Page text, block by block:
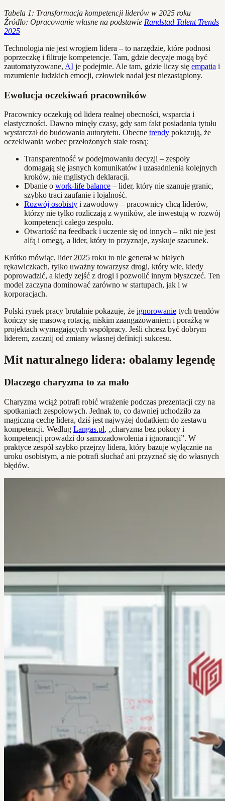
Tabela 1: Transformacja kompetencji liderów w 2025 roku
Źródło: Opracowanie własne na podstawie Randstad Talent Trends
2025
Technologia nie jest wrogiem lidera – to narzędzie, które podnosi
poprzeczkę i filtruje kompetencje. Tam, gdzie decyzje mogą być
zautomatyzowane, AI je podejmie. Ale tam, gdzie liczy się empatia i
rozumienie ludzkich emocji, człowiek nadal jest niezastąpiony.
Ewolucja oczekiwań pracowników
Pracownicy oczekują od lidera realnej obecności, wsparcia i
elastyczności. Dawno minęły czasy, gdy sam fakt posiadania tytułu
wystarczał do budowania autorytetu. Obecne trendy pokazują, że
oczekiwania wobec przełożonych stale rosną:
Transparentność w podejmowaniu decyzji – zespoły
domagają się jasnych komunikatów i uzasadnienia kolejnych
kroków, nie mglistych deklaracji.
Dbanie o work-life balance – lider, który nie szanuje granic,
szybko traci zaufanie i lojalność.
Rozwój osobisty i zawodowy – pracownicy chcą liderów,
którzy nie tylko rozliczają z wyników, ale inwestują w rozwój
kompetencji całego zespołu.
Otwartość na feedback i uczenie się od innych – nikt nie jest
alfą i omegą, a lider, który to przyznaje, zyskuje szacunek.
Krótko mówiąc, lider 2025 roku to nie generał w białych
rękawiczkach, tylko uważny towarzysz drogi, który wie, kiedy
poprowadzić, a kiedy zejść z drogi i pozwolić innym błyszczeć. Ten
model zaczyna dominować zarówno w startupach, jak i w
korporacjach.
Polski rynek pracy brutalnie pokazuje, że ignorowanie tych trendów
kończy się masową rotacją, niskim zaangażowaniem i porażką w
projektach wymagających współpracy. Jeśli chcesz być dobrym
liderem, zacznij od zmiany własnej definicji sukcesu.
Mit naturalnego lidera: obalamy legendę
Dlaczego charyzma to za mało
Charyzma wciąż potrafi robić wrażenie podczas prezentacji czy na
spotkaniach zespołowych. Jednak to, co dawniej uchodziło za
magiczną cechę lidera, dziś jest najwyżej dodatkiem do zestawu
kompetencji. Według Langas.pl, „charyzma bez pokory i
kompetencji prowadzi do samozadowolenia i ignorancji”. W
praktyce zespół szybko przejrzy lidera, który bazuje wyłącznie na
uroku osobistym, a nie potrafi słuchać ani przyznać się do własnych
błędów.